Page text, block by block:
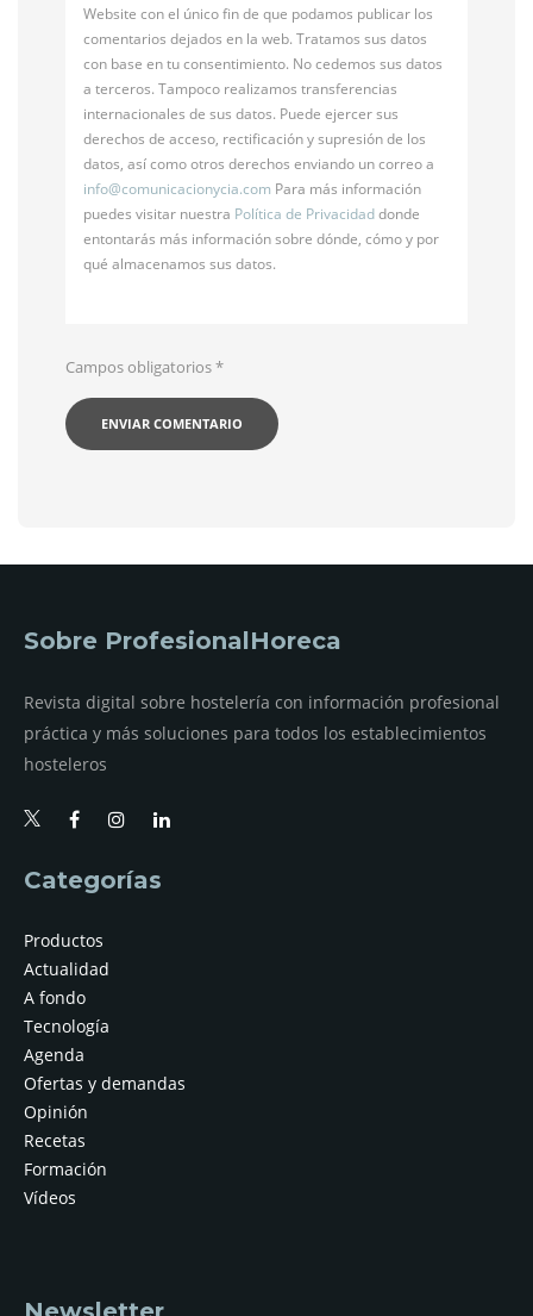
Website con el único fin de que podamos publicar los
comentarios dejados en la web. Tratamos sus datos
con base en tu consentimiento. No cedemos sus datos
a terceros. Tampoco realizamos transferencias
internacionales de sus datos. Puede ejercer sus
derechos de acceso, rectificación y supresión de los
datos, así como otros derechos enviando un correo a
info@comunicacionycia.com Para más información
puedes visitar nuestra Política de Privacidaddonde
entontarás más información sobre dónde, cómo y por
qué almacenamos sus datos.
Campos obligatorios*
Sobre ProfesionalHoreca
Revista digital sobre hostelería con información profesional
práctica y más soluciones para todos los establecimientos
hosteleros
Categorías
Productos
Actualidad
A fondo
Tecnología
Agenda
Ofertas y demandas
Opinión
Recetas
Formación
Vídeos